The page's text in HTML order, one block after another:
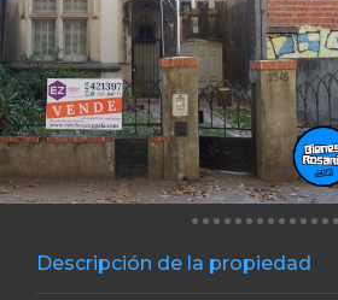
Descripción de la propiedad